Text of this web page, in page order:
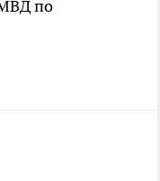
по